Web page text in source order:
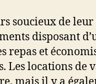
soucieux de
disposant
repas et
Les locations de